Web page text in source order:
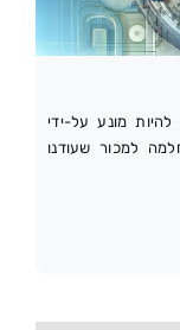
מונע על-ידי
למכור שעודנו